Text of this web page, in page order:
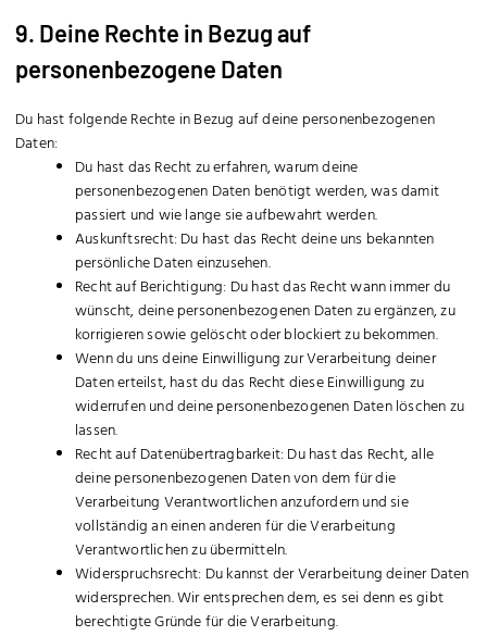
9. Deine Rechte in Bezug auf
personenbezogene Daten
Du hast folgende Rechte in Bezug auf deine personenbezogenen
Daten:
Du hast das Recht zu erfahren, warum deine
personenbezogenen Daten benötigt werden, was damit
passiert und wie lange sie aufbewahrt werden.
Auskunftsrecht: Du hast das Recht deine uns bekannten
persönliche Daten einzusehen.
Recht auf Berichtigung: Du hast das Recht wann immer du
wünscht, deine personenbezogenen Daten zu ergänzen, zu
korrigieren sowie gelöscht oder blockiert zu bekommen.
Wenn du uns deine Einwilligung zur Verarbeitung deiner
Daten erteilst, hast du das Recht diese Einwilligung zu
widerrufen und deine personenbezogenen Daten löschen zu
lassen.
Recht auf Datenübertragbarkeit: Du hast das Recht, alle
deine personenbezogenen Daten von dem für die
Verarbeitung Verantwortlichen anzufordern und sie
vollständig an einen anderen für die Verarbeitung
Verantwortlichen zu übermitteln.
Widerspruchsrecht: Du kannst der Verarbeitung deiner Daten
widersprechen. Wir entsprechen dem, es sei denn es gibt
berechtigte Gründe für die Verarbeitung.